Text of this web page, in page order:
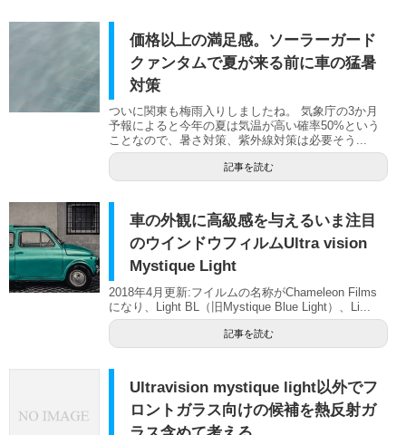
価格以上の満足感。ソーラーガード
クァンタムで夏が来る前に車の猛暑
対策
ついに関東も梅雨入りしましたね。 気象庁の3か月
予報によると今年の夏は気温が高い確率50%という
ことなので、暑さ対策、紫外線対策は必要そう...
記事を読む
車の外観に高級感を与えるいま注目
のウインドウフィルムUltra vision
Mystique Light
2018年4月更新:フイルムの名称がChameleon Films
になり、Light BL（旧Mystique Blue Light）、Li...
記事を読む
Ultravision mystique light以外でフ
ロントガラス向けの候補を熱反射ガ